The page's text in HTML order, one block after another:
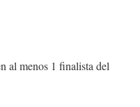
al menos 1 finalista del